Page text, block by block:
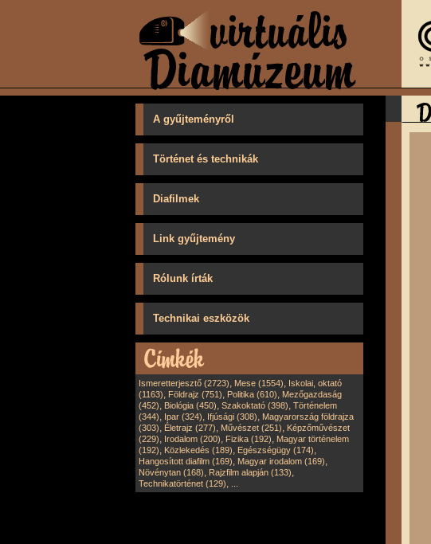
A gyűjteményről
Történet és technikák
Diafilmek
Link gyűjtemény
Rólunk írták
Technikai eszközök
Ismeretterjesztő (2723), Mese (1554), Iskolai, oktató
(1163), Földrajz (751), Politika (610), Mezőgazdaság
(452), Biológia (450), Szakoktató (398), Történelem
(344), Ipar (324), Ifjúsági (308), Magyarország földrajza
(303), Életrajz (277), Művészet (251), Képzőművészet
(229), Irodalom (200), Fizika (192), Magyar történelem
(192), Közlekedés (189), Egészségügy (174),
Hangosított diafilm (169), Magyar irodalom (169),
Növénytan (168), Rajzfilm alapján (133),
Technikatörténet (129),